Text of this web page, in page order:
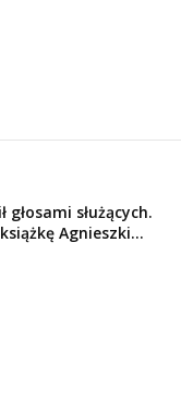
głosami służących.
Agnieszki...